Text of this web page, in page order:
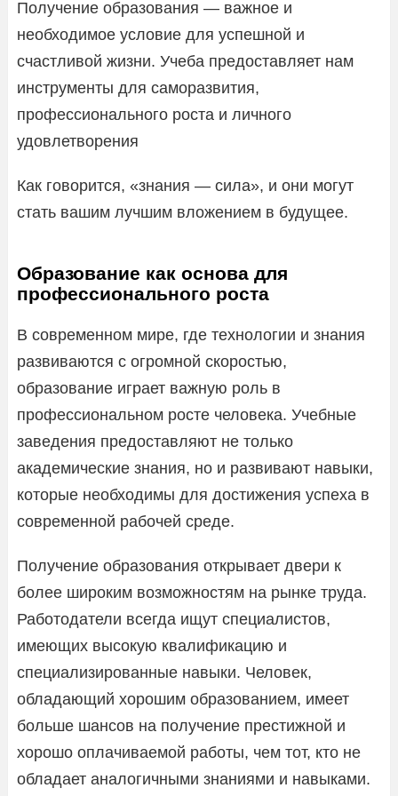
Получение образования — важное и
необходимое условие для успешной и
счастливой жизни. Учеба предоставляет нам
инструменты для саморазвития,
профессионального роста и личного
удовлетворения
Как говорится, «знания — сила», и они могут
стать вашим лучшим вложением в будущее.
Образование как основа для
профессионального роста
В современном мире, где технологии и знания
развиваются с огромной скоростью,
образование играет важную роль в
профессиональном росте человека. Учебные
заведения предоставляют не только
академические знания, но и развивают навыки,
которые необходимы для достижения успеха в
современной рабочей среде.
Получение образования открывает двери к
более широким возможностям на рынке труда.
Работодатели всегда ищут специалистов,
имеющих высокую квалификацию и
специализированные навыки. Человек,
обладающий хорошим образованием, имеет
больше шансов на получение престижной и
хорошо оплачиваемой работы, чем тот, кто не
обладает аналогичными знаниями и навыками.